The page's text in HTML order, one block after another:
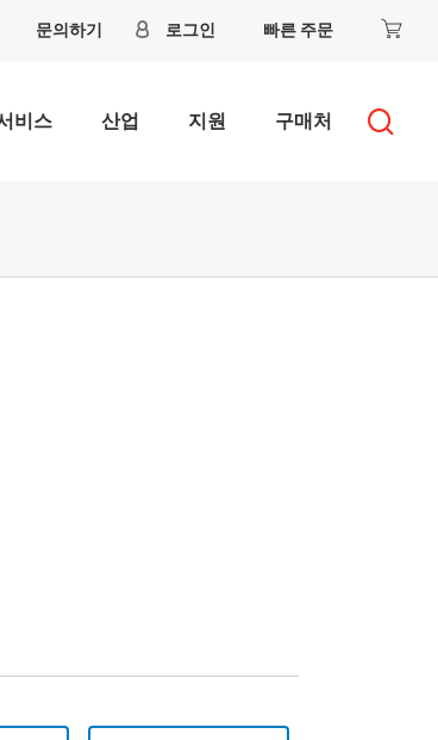
문의하기 로그인 빠른 주문
비스 산업 지원 구매처